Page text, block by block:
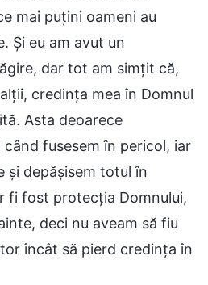
mai puțini oameni au
Și eu am avut un
dar tot am simțit că,
credința mea în Domnul
Asta deoarece
fusesem în pericol, iar
și depășisem totul în
fi fost protecția Domnului,
deci nu aveam să fiu
încât să pierd credința în